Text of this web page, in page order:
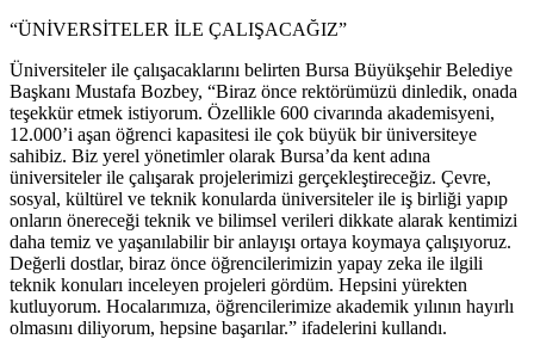
“ÜNİVERSİTELER İLE ÇALIŞACAĞIZ”
Üniversiteler ile çalışacaklarını belirten Bursa Büyükşehir Belediye
Başkanı Mustafa Bozbey, “Biraz önce rektörümüzü dinledik, onada
teşekkür etmek istiyorum. Özellikle 600 civarında akademisyeni,
12.000’i aşan öğrenci kapasitesi ile çok büyük bir üniversiteye
sahibiz. Biz yerel yönetimler olarak Bursa’da kent adına
üniversiteler ile çalışarak projelerimizi gerçekleştireceğiz. Çevre,
sosyal, kültürel ve teknik konularda üniversiteler ile iş birliği yapıp
onların önereceği teknik ve bilimsel verileri dikkate alarak kentimizi
daha temiz ve yaşanılabilir bir anlayışı ortaya koymaya çalışıyoruz.
Değerli dostlar, biraz önce öğrencilerimizin yapay zeka ile ilgili
teknik konuları inceleyen projeleri gördüm. Hepsini yürekten
kutluyorum. Hocalarımıza, öğrencilerimize akademik yılının hayırlı
olmasını diliyorum, hepsine başarılar.” ifadelerini kullandı.